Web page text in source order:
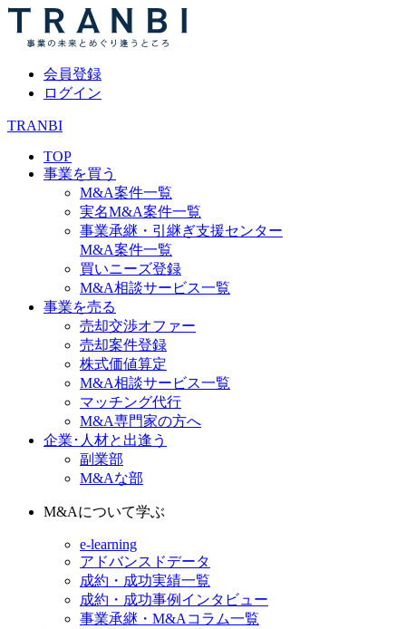
会員登録
ログイン
TRANBI
TOP
事業を買う
M&A案件一覧
実名M&A案件一覧
事業承継・引継ぎ支援センター
M&A案件一覧
買いニーズ登録
M&A相談サービス一覧
事業を売る
売却交渉オファー
売却案件登録
株式価値算定
M&A相談サービス一覧
マッチング代行
M&A専門家の方へ
企業･人材と出逢う
副業部
M&Aな部
M&Aについて学ぶ
e-learning
アドバンスドデータ
成約・成功実績一覧
成約・成功事例インタビュー
事業承継・M&Aコラム一覧